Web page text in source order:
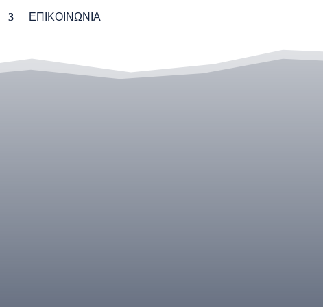
ΕΠΙΚΟΙΝΩΝΙΑ